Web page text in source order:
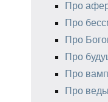
Про
Про
Про
Про
Про
Про